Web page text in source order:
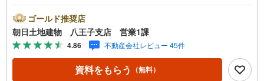
ス2台標準♪◇教育施設までは徒歩7分圏内！※バザール会場
には、ベビーベッドや キッズスペースをご用意しており
ます。 小さなお子様連れでも、安心してご来場くださ
い！資料請求、住宅ローンのご相談などお気軽にお問合せ
ください！スタッフ25名でお客様がご覧になったことのな
い情報を多数ご用意しております。インターネット、チラ
ゴールド推奨店
朝日土地建物 八王子支店 営業1課
4.86 不動産会社レビュー 45件
資料をもらう （無料）